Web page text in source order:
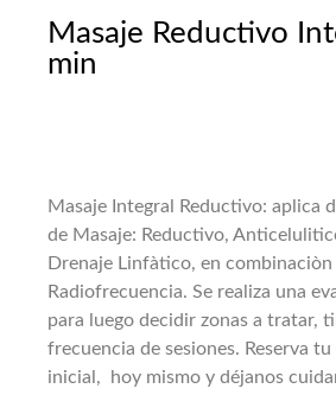
Masaje Reductivo
min
Masaje Integral Reductivo: aplica
de Masaje: Reductivo,
Drenaje Linfàtico, en
Radiofrecuencia. Se realiza una
para luego decidir zonas a tratar,
frecuencia de sesiones. Reserva
inicial, hoy mismo y déjanos